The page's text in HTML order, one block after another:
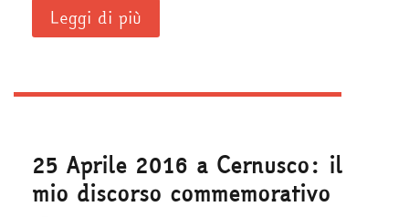
Leggi di più
25 Aprile 2016 a Cernusco: il
mio discorso commemorativo